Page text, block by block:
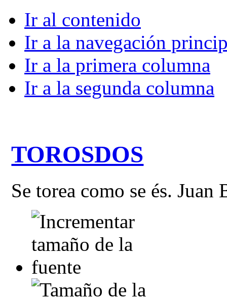
Ir al contenido
Ir a la navegación
Ir a la primera columna
Ir a la segunda columna
TOROSDOS
Se torea como se és. Juan